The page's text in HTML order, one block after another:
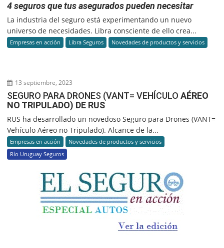
4 seguros que tus asegurados pueden necesitar
La industria del seguro está experimentando un nuevo
universo de necesidades. Libra consciente de ello crea...
Empresas en acción Libra Seguros Novedades de productos y servicios
13 septiembre, 2023
SEGURO PARA DRONES (VANT= VEHÍCULOAÉREO
NO TRIPULADO) DE RUS
RUS ha desarrollado un novedoso Seguro para Drones (VANT=
Vehículo Aéreo no Tripulado). Alcance de la...
Empresas en acción
Novedades de productos y servicios
Río Uruguay Seguros